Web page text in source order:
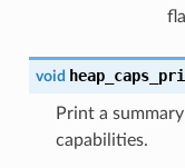
void
Print a
capabilities.